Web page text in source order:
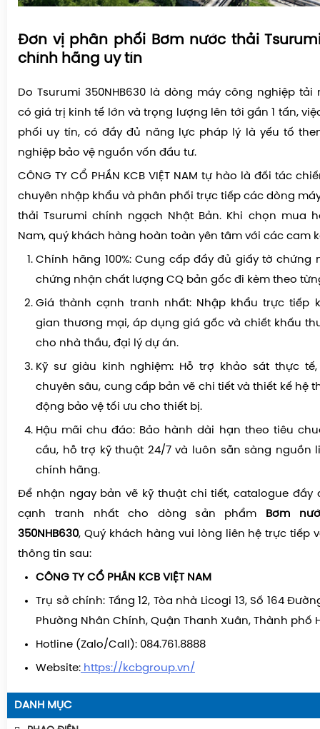
Đơn vị phân phối Bơm nước thải Tsurumi
chính hãng uy tín
Do Tsurumi 350NHB630 là dòng máy công nghiệp
có giá trị kinh tế lớn và trọng lượng lên tới gần 1 tấn,
phối uy tín, có đầy đủ năng lực pháp lý là yếu tố
nghiệp bảo vệ nguồn vốn đầu tư.
CÔNG TY CỔ PHẦN KCB VIỆT NAM tự hào là đối tác
chuyên nhập khẩu và phân phối trực tiếp các dòng
thải Tsurumi chính ngạch Nhật Bản. Khi chọn mua
Nam, quý khách hàng hoàn toàn yên tâm với các cam
Chính hãng 100%: Cung cấp đầy đủ giấy tờ chứng
chứng nhận chất lượng CQ bản gốc đi kèm theo
Giá thành cạnh tranh nhất: Nhập khẩu trực tiếp
gian thương mại, áp dụng giá gốc và chiết khấu
cho nhà thầu, đại lý dự án.
Kỹ sư giàu kinh nghiệm: Hỗ trợ khảo sát thực
chuyên sâu, cung cấp bản vẽ chi tiết và thiết kế hệ
động bảo vệ tối ưu cho thiết bị.
Hậu mãi chu đáo: Bảo hành dài hạn theo tiêu
cầu, hỗ trợ kỹ thuật 24/7 và luôn sẵn sàng nguồn
chính hãng.
Để nhận ngay bản vẽ kỹ thuật chi tiết, catalogue đầy
cạnh tranh nhất cho dòng sản phẩm
Bơm
350NHB630, Quý khách hàng vui lòng liên hệ trực tiếp
thông tin sau:
CÔNG TY CỔ PHẦN KCB VIỆT NAM
Trụ sở chính: Tầng 12, Tòa nhà Licogi 13, Số 164
Phường Nhân Chính, Quận Thanh Xuân, Thành phố
Hotline (Zalo/Call): 084.761.8888
Website: https://kcbgroup.vn/
DANH MỤC